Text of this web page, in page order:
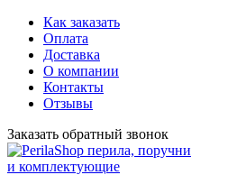
Как заказать
Оплата
Доставка
О компании
Контакты
Отзывы
Заказать обратный звонок
перила, поручни
и комплектующие